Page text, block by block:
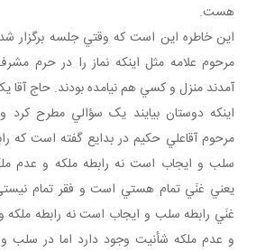
هست.
اين خاطره اين است که وقتي جلسه برگزار شد
مرحوم علامه مثل اينکه نماز را در حرم
آمدند منزل و کسي هم نيامده بودند. حاج آقا
اينکه دوستان بيايند يک سؤالي مطرح
مرحوم آقاعلي حکيم در بدايع گفته است که
سلب و ايجاب است نه رابطه ملکه و عدم
يعني غنَي تمام هستي است و فقر تمام
غنَي رابطه سلب و ايجاب است نه رابطه
و عدم ملکه شأنيت وجود دارد اما در سلب